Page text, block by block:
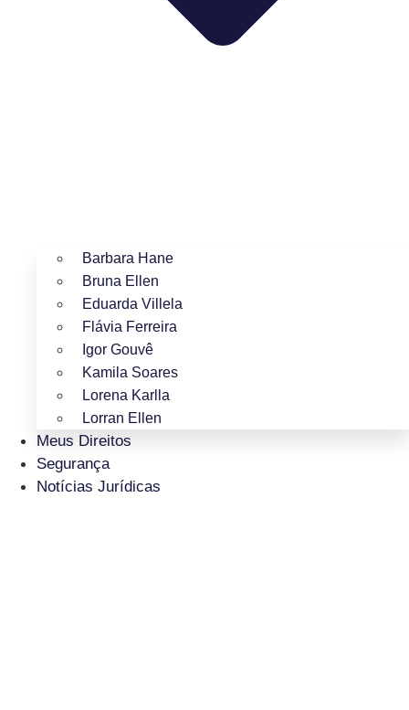
Barbara Hane
Bruna Ellen
Eduarda Villela
Flávia Ferreira
Igor Gouvê
Kamila Soares
Lorena Karlla
Lorran Ellen
Meus Direitos
Segurança
Notícias Jurídicas